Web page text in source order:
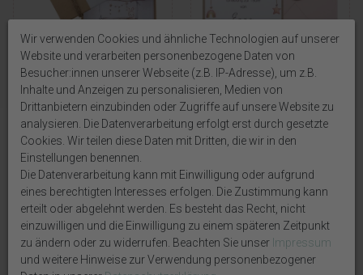
Geldgeschenk Kraft
Verpackung Personalisiertes
Geschenk Geburt Taufe Hase
Bär
10,99 €
Einladungskarte mit
Briefumschlag Personalisiert
Taufe Geburt Hase Kraft Rosa
Altrosa Olive
3,89 €
Wir verwenden Cookies und ähnliche Technologien auf unserer
Website und verarbeiten personenbezogene Daten von
Besucher:innen unserer Webseite (z.B. IP-Adresse), um z.B.
Inhalte und Anzeigen zu personalisieren, Medien von
Drittanbietern einzubinden oder Zugriffe auf unsere Website zu
analysieren. Die Datenverarbeitung erfolgt erst durch gesetzte
Cookies. Wir teilen diese Daten mit Dritten, die wir in den
Einstellungen benennen.
Die Datenverarbeitung kann mit Einwilligung oder aufgrund
eines berechtigten Interesses erfolgen. Die Zustimmung kann
erteilt oder abgelehnt werden. Es besteht das Recht, nicht
einzuwilligen und die Einwilligung zu einem späteren Zeitpunkt
zu ändern oder zu widerrufen. Beachten Sie unser Impressum
und weitere Hinweise zur Verwendung personenbezogener